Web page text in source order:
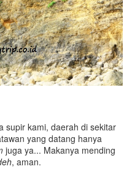
supir kami, daerah di sekitar
yang datang hanya
juga ya... Makanya mending
, aman.